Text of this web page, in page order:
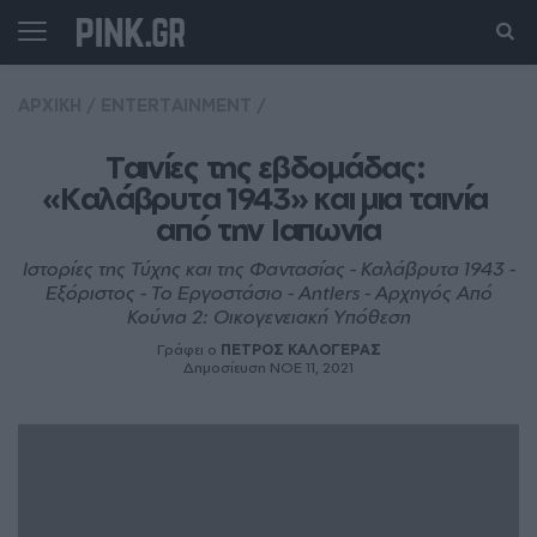
Ταινίες της εβδομάδας:
«Καλάβρυτα 1943» και μια ταινία
από την Ιαπωνία
Ιστορίες της Τύχης και της Φαντασίας - Καλάβρυτα 1943 -
Εξόριστος - Το Εργοστάσιο - Antlers - Αρχηγός Από
Κούνια 2: Οικογενειακή Υπόθεση
Γράφει ο ΠΕΤΡΟΣ ΚΑΛΟΓΕΡΑΣ
Δημοσίευση ΝΟE 11, 2021